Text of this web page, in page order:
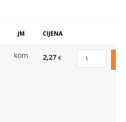
JM CIJENA
kom 2,27 €